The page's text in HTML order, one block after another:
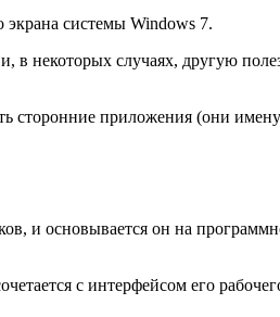
системы Windows 7.
в некоторых случаях, другую
приложения (они
и основывается он на
с интерфейсом его